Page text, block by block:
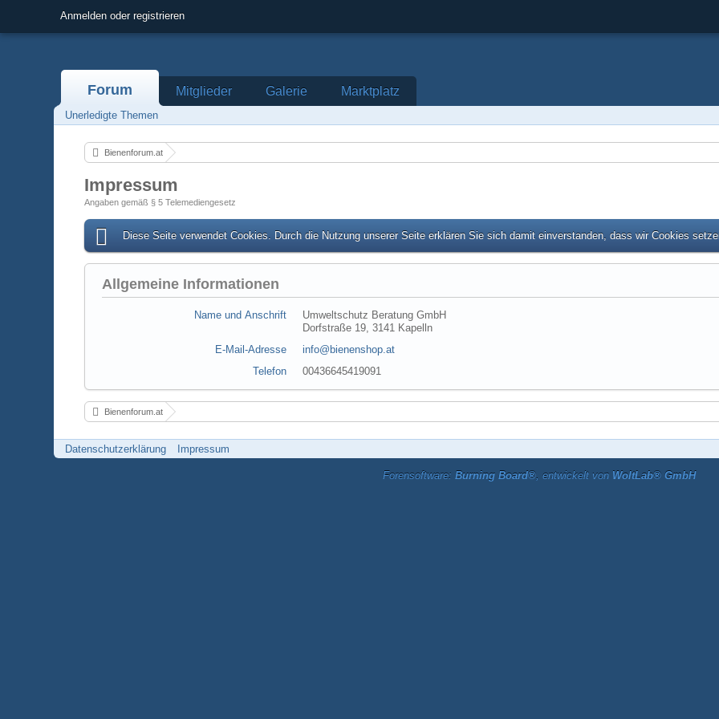
Anmelden oder registrieren
Forum Mitglieder Galerie Marktplatz
Unerledigte Themen
Bienenforum.at
Impressum
Angaben gemäß § 5 Telemediengesetz
Diese Seite verwendet Cookies. Durch die Nutzung unserer Seite erklären Sie sich damit einverstanden, dass wir Cookies
Allgemeine Informationen
Name und Anschrift
Umweltschutz Beratung GmbH
Dorfstraße 19, 3141 Kapelln
E-Mail-Adresse
info@bienenshop.at
Telefon
00436645419091
Bienenforum.at
Datenschutzerklärung Impressum
Forensoftware: Burning Board®, entwickelt von WoltLab® GmbH